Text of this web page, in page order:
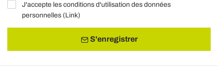
J'accepte les conditions d'utilisation des données
personnelles (Link)
S'enregistrer